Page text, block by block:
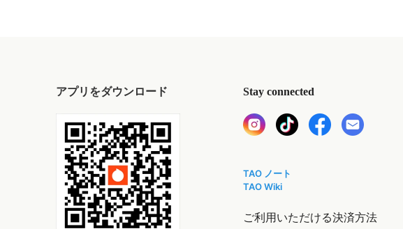
アプリをダウンロード Stay connected
TAO ノート
TAO Wiki
ご利用いただける決済方法